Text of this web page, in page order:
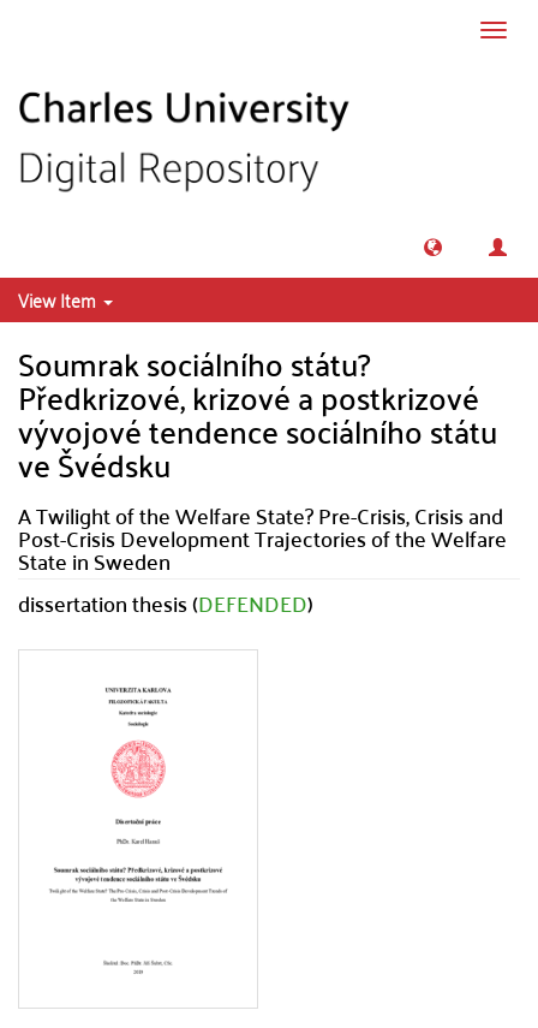
View Item
Soumrak sociálního státu?
Předkrizové, krizové a postkrizové
vývojové tendence sociálního státu
ve Švédsku
A Twilight of the Welfare State? Pre-Crisis, Crisis and
Post-Crisis Development Trajectories of the Welfare
State in Sweden
dissertation thesis (DEFENDED)